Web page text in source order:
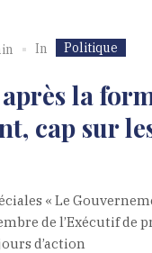
In Politique
après la
cap sur
« Le
de l’Exécutif de
d’action